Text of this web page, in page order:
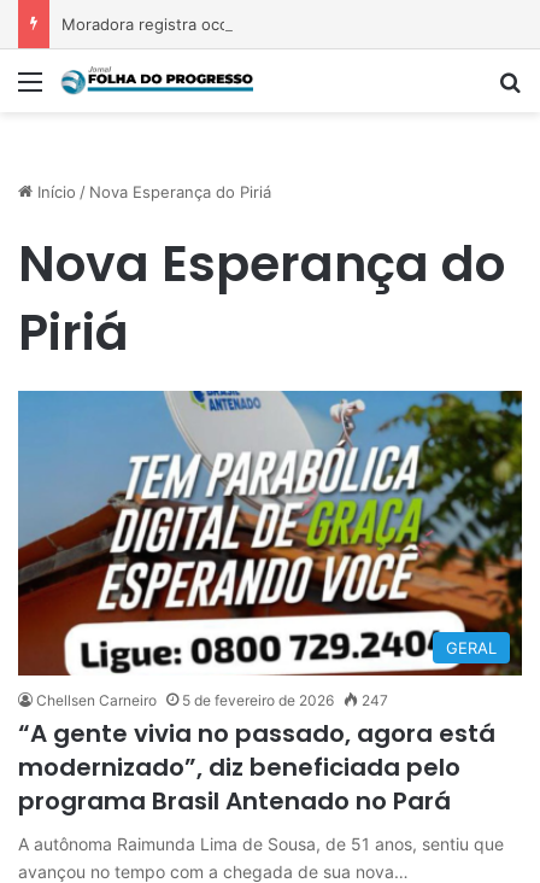
Menu
Início / Nova Esperança do Piriá
Nova Esperança do
Piriá
GERAL
Chellsen Carneiro 5 de fevereiro de 2026 247
“A gente vivia no passado, agora está
modernizado”, diz beneficiada pelo
programa Brasil Antenado no Pará
A autônoma Raimunda Lima de Sousa, de 51 anos, sentiu que
avançou no tempo com a chegada de sua nova…